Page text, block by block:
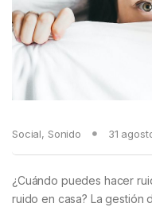
Social, Sonido 31
¿Cuándo puedes hacer
ruido en casa? La gestión